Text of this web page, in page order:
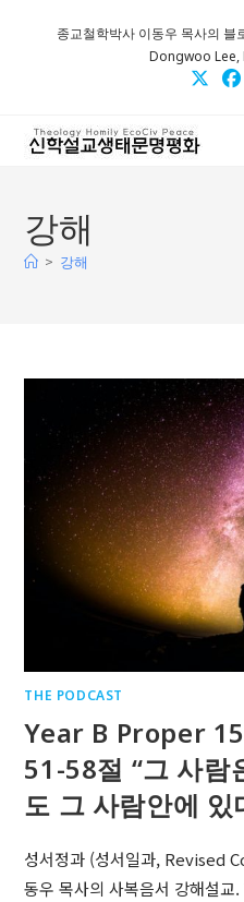
종교철학박사 이동우 목사의 블
Dongwoo Lee,
강해
> 강해
THE PODCAST
Year B Proper
51-58절 “그 사람
도 그 사람안에 있
성서정과 (성서일과, Revised
동우 목사의 사복음서 강해설